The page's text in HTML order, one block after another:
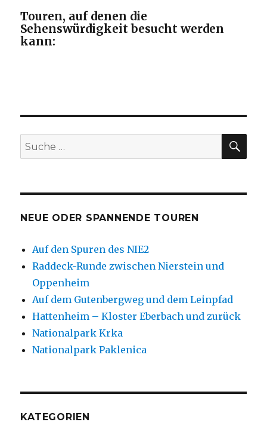
Touren, auf denen die
Sehenswürdigkeit besucht werden
kann:
Suche
nach:
NEUE ODER SPANNENDE TOUREN
Auf den Spuren des NIE2
Raddeck-Runde zwischen Nierstein und
Oppenheim
Auf dem Gutenbergweg und dem Leinpfad
Hattenheim – Kloster Eberbach und zurück
Nationalpark Krka
Nationalpark Paklenica
KATEGORIEN